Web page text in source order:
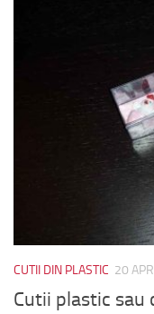
CUTII DIN PLASTIC 20
Cutii plastic sau